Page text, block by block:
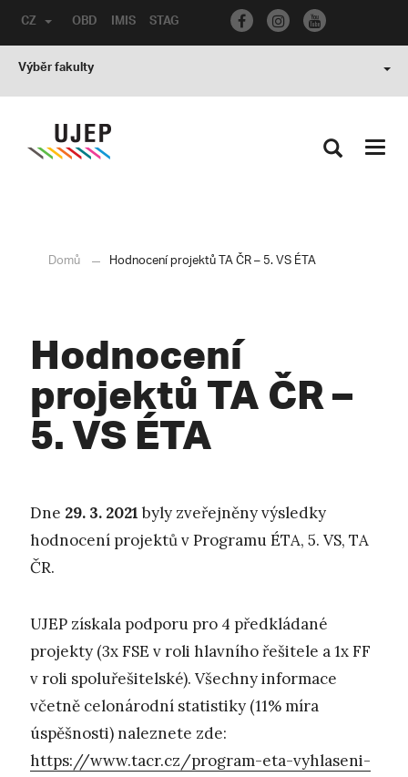
OBD IMIS STAG
CZ
Výběr fakulty
Domů Hodnocení projektů TA ČR – 5. VS ÉTA
Hodnocení
projektů TA ČR –
5. VS ÉTA
Dne 29. 3. 2021byly zveřejněny výsledky
hodnocení projektů v Programu ÉTA, 5. VS, TA
ČR.
UJEP získala podporu pro 4 předkládané
projekty (3x FSE v roli hlavního řešitele a 1x FF
v roli spoluřešitelské). Všechny informace
včetně celonárodní statistiky (11% míra
úspěšnosti) naleznete zde:
https://www.tacr.cz/program-eta-vyhlaseni-